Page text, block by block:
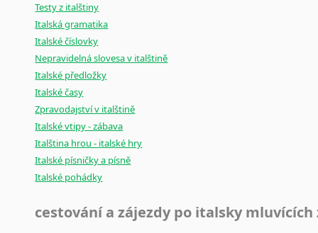
Testy z italštiny
Italská gramatika
Italské číslovky
Nepravidelná slovesa v italštině
Italské předložky
Italské časy
Zpravodajství v italštině
Italské vtipy - zábava
Italština hrou - italské hry
Italské písničky a písně
Italské pohádky
cestování a zájezdy po italsky mluvících